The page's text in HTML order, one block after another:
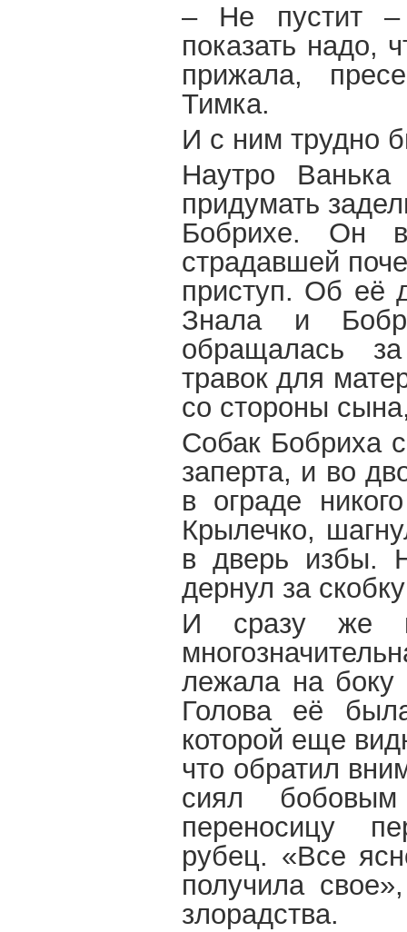
– Не пустит
показать надо,
прижала,
Тимка.
И с ним трудно
Наутро
придумать
Бобрихе. Он
страдавшей
приступ. Об её
Знала и
обращалась
травок для
со стороны
Собак Бобриха
заперта, и во
в ограде
Крылечко,
в дверь избы.
дернул за
И сразу же
лежала на боку
Голова её
которой еще
что обратил
сиял
переносицу
рубец. «Все
получила
злорадства.